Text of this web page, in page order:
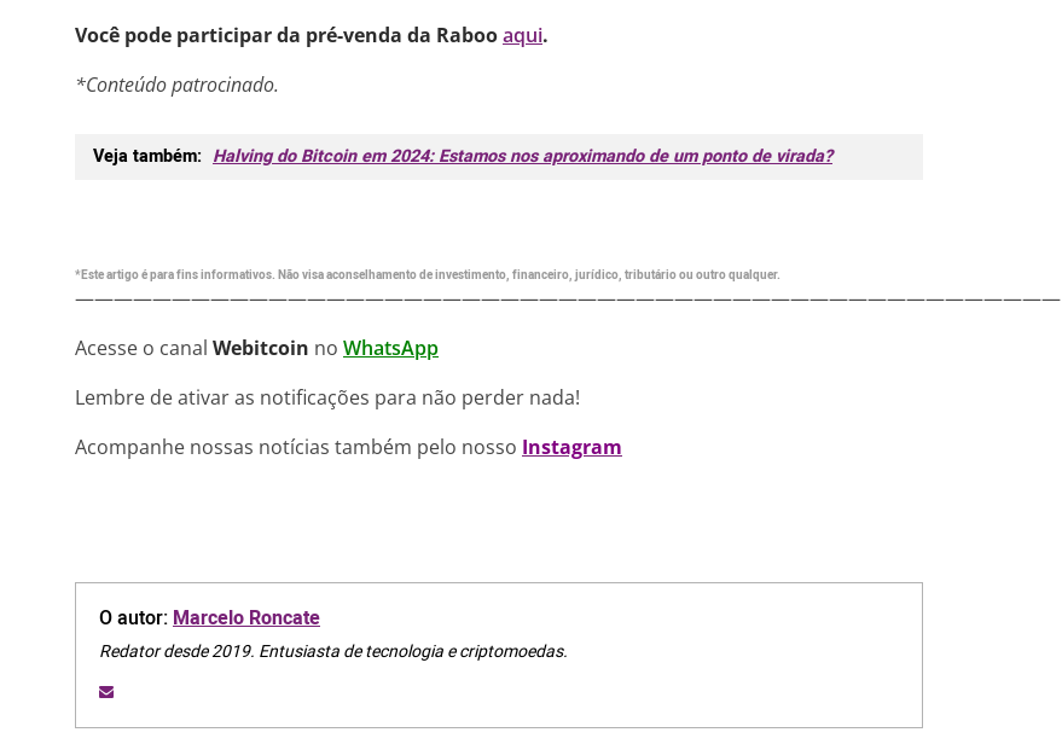
Você pode participar da pré-venda da Rabooaqui.
*Conteúdo patrocinado.
Veja também: Halving do Bitcoin em 2024: Estamos nos aproximando de um ponto de virada?
*Este artigo é para fins informativos. Não visa aconselhamento de investimento, financeiro, jurídico, tributário ou outro qualquer.
———————————————————————————————————————————————————
Acesse o canal Webitcoin no WhatsApp
Lembre de ativar as notificações para não perder nada!
Acompanhe nossas notícias também pelo nosso Instagram
O autor:Marcelo Roncate
Redator desde 2019. Entusiasta de tecnologia e criptomoedas.